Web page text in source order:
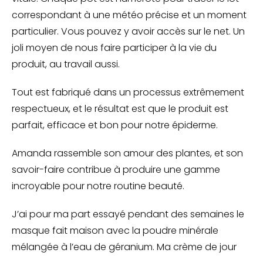
correspondant à une météo précise et un moment
particulier. Vous pouvez y avoir accès sur le net. Un
joli moyen de nous faire participer à la vie du
produit, au travail aussi.
Tout est fabriqué dans un processus extrêmement
respectueux, et le résultat est que le produit est
parfait, efficace et bon pour notre épiderme.
Amanda rassemble son amour des plantes, et son
savoir-faire contribue à produire une gamme
incroyable pour notre routine beauté.
J’ai pour ma part essayé pendant des semaines le
masque fait maison avec la poudre minérale
mélangée à l’eau de géranium. Ma crème de jour